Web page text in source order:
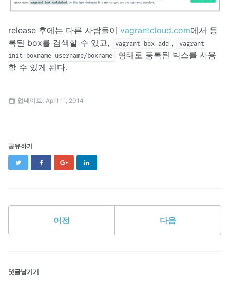
release 후에는 다른 사람들이 vagrantcloud.com에서 등
록된 box를 검색할 수 있고,
vagrant box add ,
vagrant
init boxname username/boxname
형태로 등록된 박스를 사용
할 수 있게 된다.
업데이트: April 11, 2014
공유하기
Twitter FacebookGoogle+
이전 다음
댓글남기기